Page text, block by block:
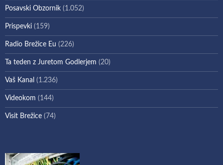
Posavski Obzornik (1.052)
Prispevki (159)
Radio Brežice Eu (226)
Ta teden z Juretom Godlerjem (20)
Vaš Kanal (1.236)
Videokom (144)
Visit Brežice (74)